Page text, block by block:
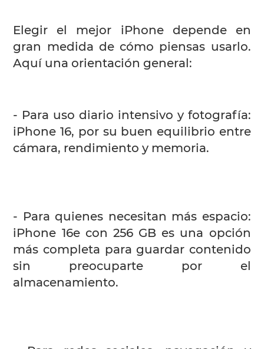
Elegir el mejor iPhone depende en
gran medida de cómo piensas usarlo.
Aquí una orientación general:
- Para uso diario intensivo y fotografía:
iPhone 16, por su buen equilibrio entre
cámara, rendimiento y memoria.
- Para quienes necesitan más espacio:
iPhone 16e con 256 GB es una opción
más completa para guardar contenido
sin preocuparte por el
almacenamiento.